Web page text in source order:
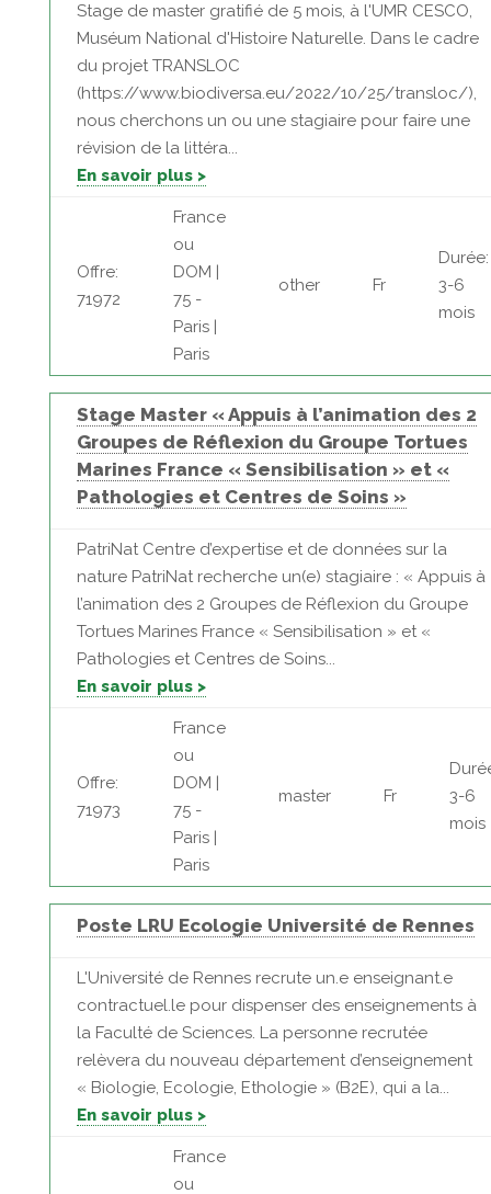
Stage de master gratifié de 5 mois, à l'UMR CESCO,
Muséum National d'Histoire Naturelle. Dans le cadre
du projet TRANSLOC
(https://www.biodiversa.eu/2022/10/25/transloc/),
nous cherchons un ou une stagiaire pour faire une
révision de la littéra...
En savoir plus >
Offre:
71972
France
ou
DOM |
75 -
Paris |
Paris
other Fr
Durée:
3-6
mois
Stage Master « Appuis à l’animation des 2
Groupes de Réflexion du Groupe Tortues
Marines France « Sensibilisation » et «
Pathologies et Centres de Soins »
PatriNat Centre d’expertise et de données sur la
nature PatriNat recherche un(e) stagiaire : « Appuis à
l’animation des 2 Groupes de Réflexion du Groupe
Tortues Marines France « Sensibilisation » et «
Pathologies et Centres de Soins...
En savoir plus >
Offre:
71973
France
ou
DOM |
75 -
Paris |
Paris
master Fr
3-6
mois
Poste LRU Ecologie Université de Rennes
L'Université de Rennes recrute un.e enseignant.e
contractuel.le pour dispenser des enseignements à
la Faculté de Sciences. La personne recrutée
relèvera du nouveau département d’enseignement
« Biologie, Ecologie, Ethologie » (B2E), qui a la...
En savoir plus >
France
ou